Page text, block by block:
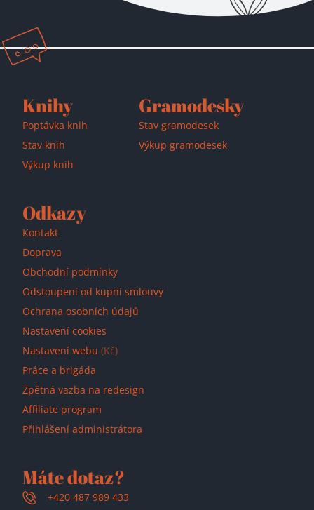
Přidáno do košíku!
Knihy
Poptávka knih
Stav knih
Výkup knih
Gramodesky
Stav gramodesek
Výkup gramodesek
Odkazy
Kontakt
Doprava
Obchodní podmínky
Odstoupení od kupní smlouvy
Ochrana osobních údajů
Nastavení cookies
Nastavení webu (Kč)
Práce a brigáda
Zpětná vazba na redesign
Affiliate program
Přihlášení administrátora
Máte dotaz?
+420 487 989 433